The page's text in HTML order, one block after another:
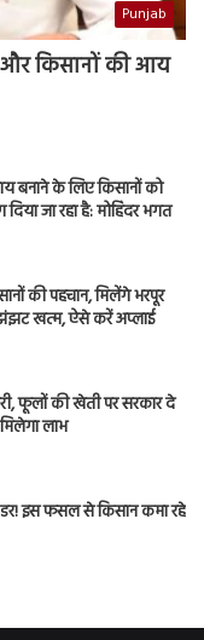
Punjab
और किसानों की आय
बनाने के लिए किसानों को
जा रहा है: मोहिंदर भगत
की पहचान, मिलेंगे भरपूर
झंझट खत्म, ऐसे करें अप्लाई
फूलों की खेती पर सरकार दे
लाभ
इस फसल से किसान कमा रहे